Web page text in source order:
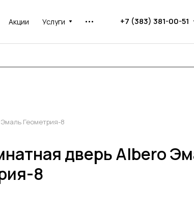
Акции Услуги +7 (383) 381-00-51
Геометрия-8
дверь Albero
8